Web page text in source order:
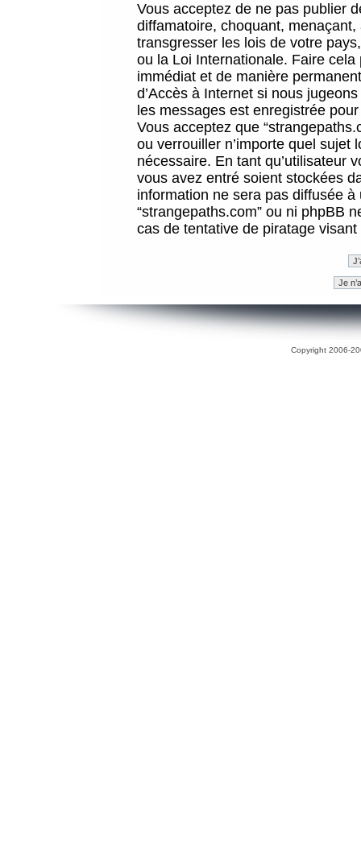
Vous acceptez de ne pas publier
diffamatoire, choquant,
transgresser les lois de votre
ou la Loi Internationale. Faire
immédiat et de manière
d’Accès à Internet si nous
les messages est enregistrée
Vous acceptez que
ou verrouiller n’importe quel sujet
nécessaire. En tant qu’utilisateur
vous avez entré soient stockées
information ne sera pas diffusée
“strangepaths.com” ou ni phpBB
cas de tentative de piratage
Copyright 2006-